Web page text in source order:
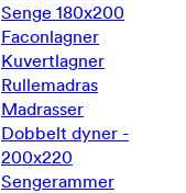
Senge 180x200
Faconlagner
Kuvertlagner
Rullemadras
Madrasser
Dobbelt dyner -
200x220
Sengerammer